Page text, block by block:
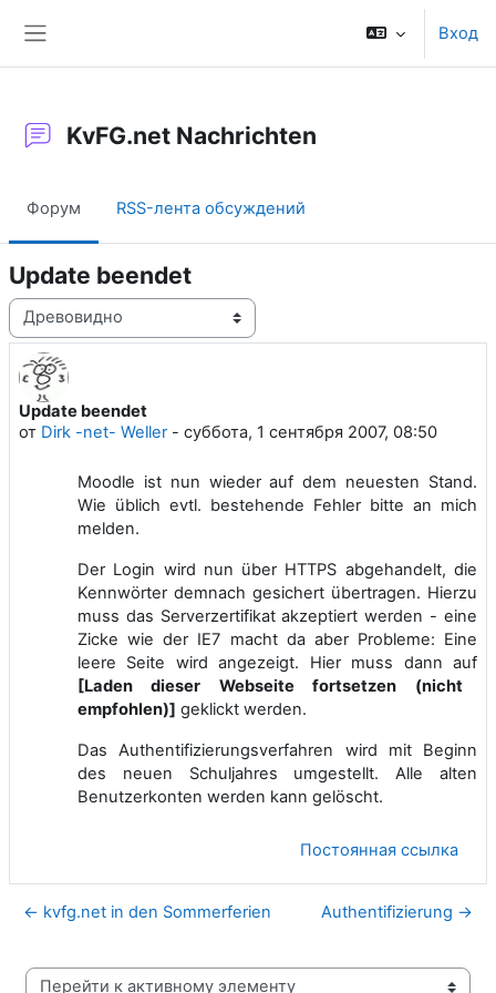
Вход
KvFG.net Nachrichten
Форум RSS-лента обсуждений
Update beendet
Режим отображения
Update beendet
от Dirk -net- Weller- суббота, 1 сентября 2007, 08:50
Количество ответов: 0
Moodle ist nun wieder auf dem neuesten Stand.
Wie üblich evtl. bestehende Fehler bitte an mich
melden.
Der Login wird nun über HTTPS abgehandelt, die
Kennwörter demnach gesichert übertragen. Hierzu
muss das Serverzertifikat akzeptiert werden - eine
Zicke wie der IE7 macht da aber Probleme: Eine
leere Seite wird angezeigt. Hier muss dann auf
[Laden dieser Webseite fortsetzen (nicht
empfohlen)] geklickt werden.
Das Authentifizierungsverfahren wird mit Beginn
des neuen Schuljahres umgestellt. Alle alten
Benutzerkonten werden kann gelöscht.
Постоянная ссылка
← kvfg.net in den Sommerferien Authentifizierung →